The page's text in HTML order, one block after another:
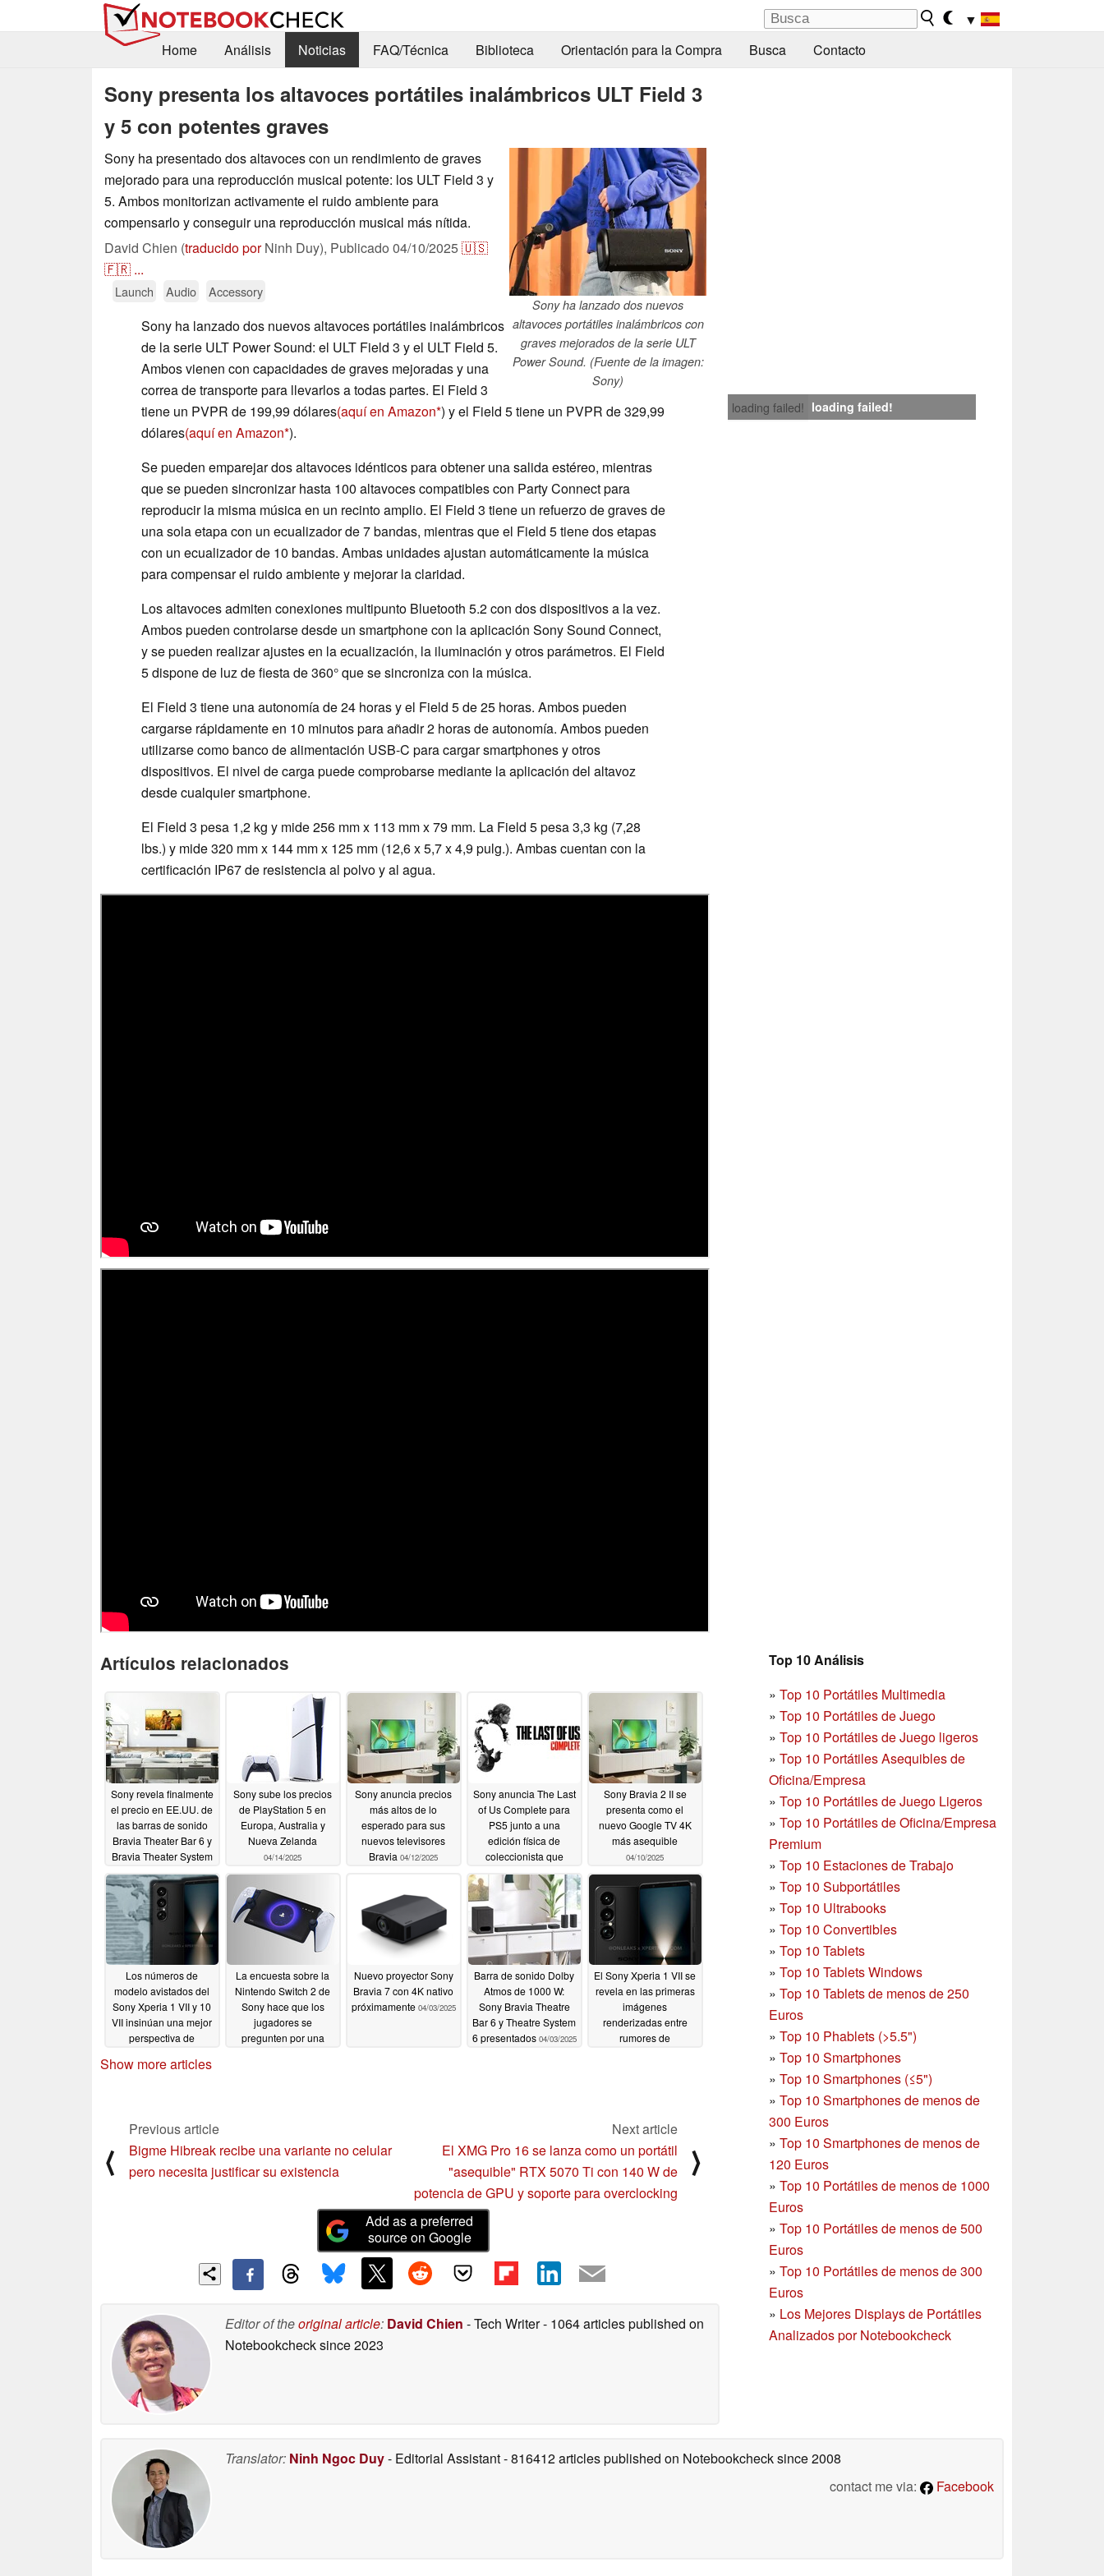
▼
Home
Análisis Noticias FAQ/Técnica Biblioteca Orientación para la Compra Busca Contacto
Sony presenta los altavoces portátiles inalámbricos ULT Field 3
y 5 con potentes graves
Sony ha lanzado dos nuevos
altavoces portátiles inalámbricos con
graves mejorados de la serie ULT
Power Sound. (Fuente de la imagen:
Sony)
Sony ha presentado dos altavoces con un rendimiento de graves
mejorado para una reproducción musical potente: los ULT Field 3 y
5. Ambos monitorizan activamente el ruido ambiente para
compensarlo y conseguir una reproducción musical más nítida.
David Chien (traducido porNinh Duy), Publicado 04/10/2025🇺🇸
🇫🇷 ...
Launch Audio Accessory
loading failed! loading failed!
Sony ha lanzado dos nuevos altavoces portátiles inalámbricos
de la serie ULT Power Sound: el ULT Field 3 y el ULT Field 5.
Ambos vienen con capacidades de graves mejoradas y una
correa de transporte para llevarlos a todas partes. El Field 3
tiene un PVPR de 199,99 dólares(aquí en Amazon ) y el Field 5 tiene un PVPR de 329,99
dólares(aquí en Amazon ).
Se pueden emparejar dos altavoces idénticos para obtener una salida estéreo, mientras
que se pueden sincronizar hasta 100 altavoces compatibles con Party Connect para
reproducir la misma música en un recinto amplio. El Field 3 tiene un refuerzo de graves de
una sola etapa con un ecualizador de 7 bandas, mientras que el Field 5 tiene dos etapas
con un ecualizador de 10 bandas. Ambas unidades ajustan automáticamente la música
para compensar el ruido ambiente y mejorar la claridad.
Los altavoces admiten conexiones multipunto Bluetooth 5.2 con dos dispositivos a la vez.
Ambos pueden controlarse desde un smartphone con la aplicación Sony Sound Connect,
y se pueden realizar ajustes en la ecualización, la iluminación y otros parámetros. El Field
5 dispone de luz de fiesta de 360° que se sincroniza con la música.
El Field 3 tiene una autonomía de 24 horas y el Field 5 de 25 horas. Ambos pueden
cargarse rápidamente en 10 minutos para añadir 2 horas de autonomía. Ambos pueden
utilizarse como banco de alimentación USB-C para cargar smartphones y otros
dispositivos. El nivel de carga puede comprobarse mediante la aplicación del altavoz
desde cualquier smartphone.
El Field 3 pesa 1,2 kg y mide 256 mm x 113 mm x 79 mm. La Field 5 pesa 3,3 kg (7,28
lbs.) y mide 320 mm x 144 mm x 125 mm (12,6 x 5,7 x 4,9 pulg.). Ambas cuentan con la
certificación IP67 de resistencia al polvo y al agua.
Top 10 Análisis
» Top 10 Portátiles Multimedia
» Top 10 Portátiles de Juego
» Top 10 Portátiles de Juego ligeros
» Top 10 Portátiles Asequibles de
Oficina/Empresa
» Top 10 Portátiles de Juego Ligeros
» Top 10 Portátiles de Oficina/Empresa
Premium
» Top 10 Estaciones de Trabajo
» Top 10 Subportátiles
» Top 10 Ultrabooks
» Top 10 Convertibles
» Top 10 Tablets
» Top 10 Tablets Windows
» Top 10 Tablets de menos de 250
Euros
» Top 10 Phablets (>5.5")
» Top 10 Smartphones
» Top 10 Smartphones (≤5")
» Top 10 Smartphones de menos de
300 Euros
» Top 10 Smartphonesde menos de
120 Euros
» Top 10 Portátiles de menos de 1000
Euros
» Top 10 Portátiles de menos de 500
Euros
» Top 10 Portátiles de menos de 300
Euros
» Los Mejores Displays de Portátiles
Analizados por Notebookcheck
Artículos relacionados
Sony revela finalmente
el precio en EE.UU. de
las barras de sonido
Bravia Theater Bar 6 y
Bravia Theater System
604/15/2025
Sony sube los precios
de PlayStation 5 en
Europa, Australia y
Nueva Zelanda
04/14/2025
Sony anuncia precios
más altos de lo
esperado para sus
nuevos televisores
Bravia 04/12/2025
Sony anuncia The Last
of Us Complete para
PS5 junto a una
edición física de
coleccionista que
llegará en julio
04/11/2025
Sony Bravia 2 II se
presenta como el
nuevo Google TV 4K
más asequible
04/10/2025
Los números de
modelo avistados del
Sony Xperia 1 VII y 10
VII insinúan una mejor
perspectiva de
04/08/2025
La encuesta sobre la
Nintendo Switch 2 de
Sony hace que los
jugadores se
pregunten por una
Nuevo proyector Sony
Bravia 7 con 4K nativo
próximamente 04/03/2025
Barra de sonido Dolby
Atmos de 1000 W:
Sony Bravia Theatre
Bar 6 y Theatre System
6 presentados 04/03/2025
El Sony Xperia 1 VII se
revela en las primeras
imágenes
renderizadas entre
rumores de
Show more articles
⟨
Previous article
Bigme Hibreak recibe una variante no celular
pero necesita justificar su existencia
Next article
El XMG Pro 16 se lanza como un portátil
"asequible" RTX 5070 Ti con 140 W de
potencia de GPU y soporte para overclocking
⟩
Add as a preferred
source on Google
Editor of theoriginal article: David Chien - Tech Writer- 1064 articles published on
Notebookchecksince 2023
Translator: Ninh Ngoc Duy- Editorial Assistant- 816412 articles published on Notebookchecksince 2008
contact me via:
Facebook